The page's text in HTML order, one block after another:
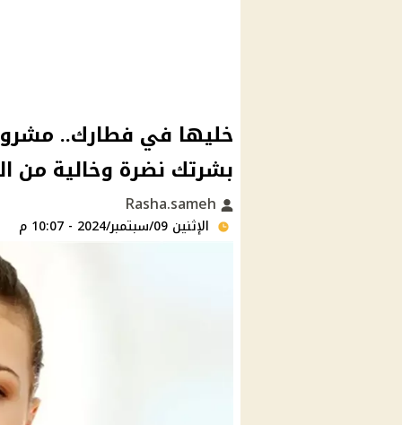
خليها في فطارك..
بشرتك نضرة وخالية من
الإثنين 09/سبتمبر/2024 - 10:07 م